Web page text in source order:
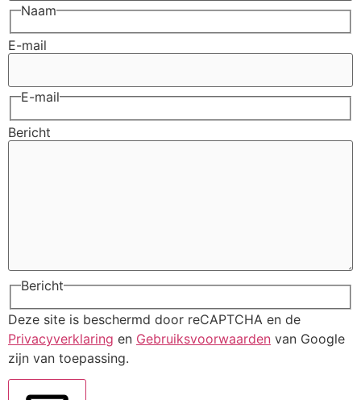
Naam
E-mail
E-mail
Bericht
Bericht
Deze site is beschermd door reCAPTCHA en de
Privacyverklaring en Gebruiksvoorwaarden van Google
zijn van toepassing.